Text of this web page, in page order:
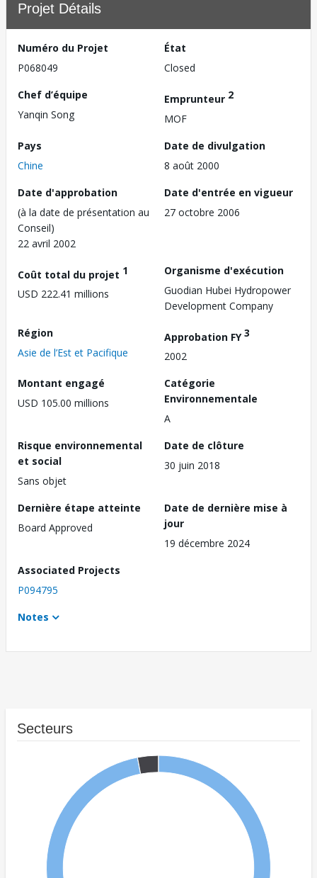
Projet Détails
Numéro du Projet
P068049
État
Closed
Chef d’équipe
Yanqin Song
Emprunteur 2
MOF
Pays
Chine
Date de divulgation
8 août 2000
Date d'approbation
(à la date de présentation au
Conseil)
22 avril 2002
Date d'entrée en vigueur
27 octobre 2006
Coût total du projet 1
USD 222.41 millions
Organisme d'exécution
Guodian Hubei Hydropower
Development Company
Région
Asie de l’Est et Pacifique
Approbation FY3
2002
Montant engagé
USD 105.00 millions
Catégorie
Environnementale
A
Risque environnemental
et social
Sans objet
Date de clôture
30 juin 2018
Dernière étape atteinte
Board Approved
Date de dernière mise à
jour
19 décembre 2024
Associated Projects
P094795
Notes
Secteurs